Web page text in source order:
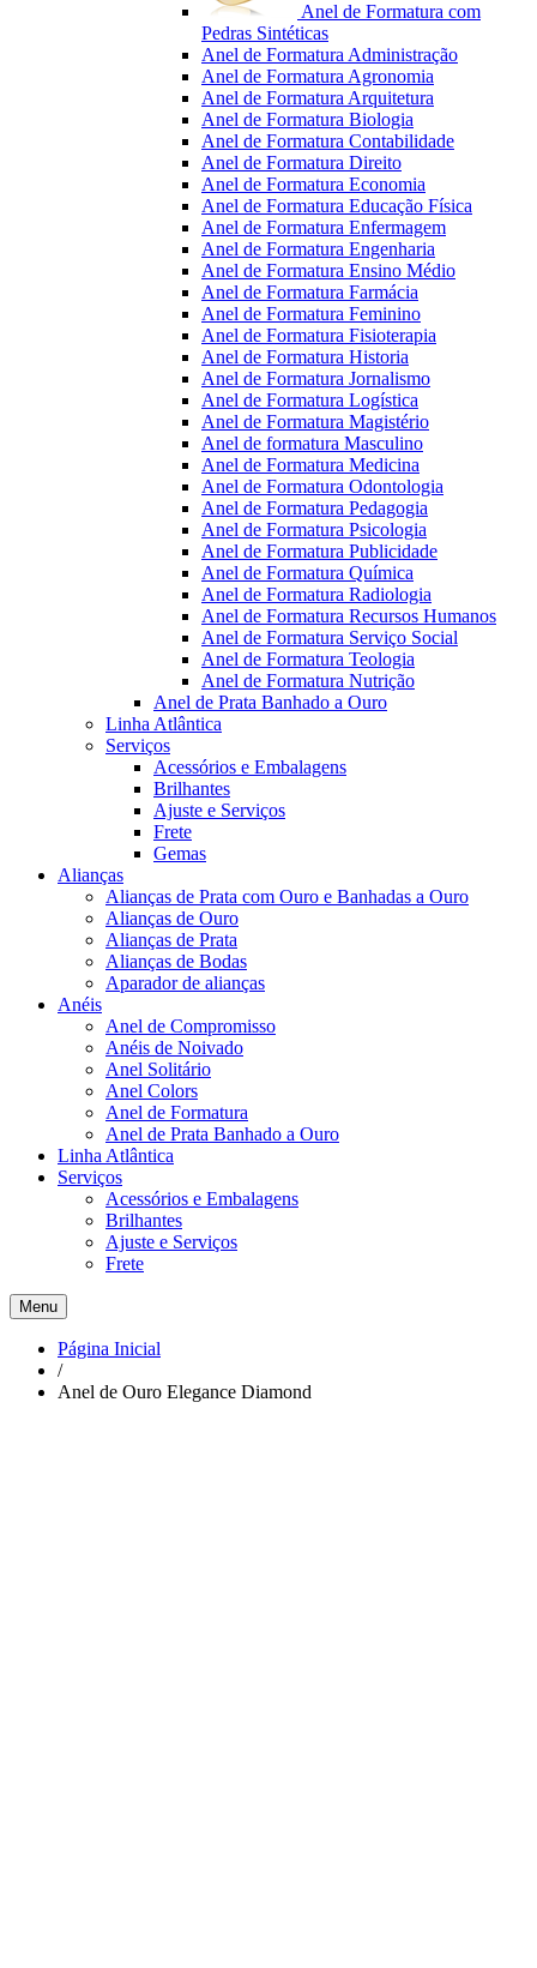
Anel de Formatura com
Pedras Sintéticas
Anel de Formatura Administração
Anel de Formatura Agronomia
Anel de Formatura Arquitetura
Anel de Formatura Biologia
Anel de Formatura Contabilidade
Anel de Formatura Direito
Anel de Formatura Economia
Anel de Formatura Educação Física
Anel de Formatura Enfermagem
Anel de Formatura Engenharia
Anel de Formatura Ensino Médio
Anel de Formatura Farmácia
Anel de Formatura Feminino
Anel de Formatura Fisioterapia
Anel de Formatura Historia
Anel de Formatura Jornalismo
Anel de Formatura Logística
Anel de Formatura Magistério
Anel de formatura Masculino
Anel de Formatura Medicina
Anel de Formatura Odontologia
Anel de Formatura Pedagogia
Anel de Formatura Psicologia
Anel de Formatura Publicidade
Anel de Formatura Química
Anel de Formatura Radiologia
Anel de Formatura Recursos Humanos
Anel de Formatura Serviço Social
Anel de Formatura Teologia
Anel de Formatura Nutrição
Anel de Prata Banhado a Ouro
Linha Atlântica
Serviços
Acessórios e Embalagens
Brilhantes
Ajuste e Serviços
Frete
Gemas
Alianças
Alianças de Prata com Ouro e Banhadas a Ouro
Alianças de Ouro
Alianças de Prata
Alianças de Bodas
Aparador de alianças
Anéis
Anel de Compromisso
Anéis de Noivado
Anel Solitário
Anel Colors
Anel de Formatura
Anel de Prata Banhado a Ouro
Linha Atlântica
Serviços
Acessórios e Embalagens
Brilhantes
Ajuste e Serviços
Frete
Menu
Página Inicial
/
Anel de Ouro Elegance Diamond